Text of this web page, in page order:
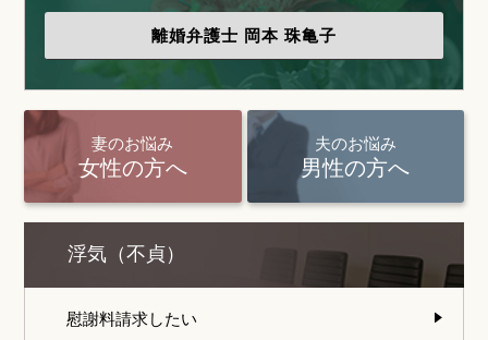
離婚弁護士 岡本 珠亀子
妻のお悩み
女性の方へ
夫のお悩み
男性の方へ
浮気（不貞）
慰謝料請求したい